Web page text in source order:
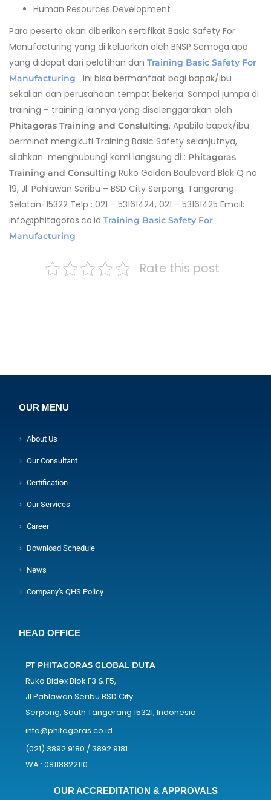
Human Resources Development
Para peserta akan diberikan sertifikat Basic Safety For
Manufacturing yang di keluarkan oleh BNSP Semoga apa
yang didapat dari pelatihan dan Training Basic Safety For
Manufacturing
ini bisa bermanfaat bagi bapak/ibu
sekalian dan perusahaan tempat bekerja. Sampai jumpa di
training – training lainnya yang diselenggarakan oleh
Phitagoras Training and Conslulting. Apabila bapak/ibu
berminat mengikuti Training Basic Safety selanjutnya,
silahkan menghubungi kami langsung di : Phitagoras
Training and Consulting Ruko Golden Boulevard Blok Q no
19, Jl. Pahlawan Seribu – BSD City Serpong, Tangerang
Selatan-15322 Telp : 021 – 53161424, 021 – 53161425 Email:
info@phitagoras.co.id Training Basic Safety For
Manufacturing
Rate this post
OUR MENU
About Us
Our Consultant
Certification
Our Services
Career
Download Schedule
News
Company's QHS Policy
HEAD OFFICE
PT PHITAGORAS GLOBAL DUTA
Ruko Bidex Blok F3 & F5,
Jl Pahlawan Seribu BSD City
Serpong, South Tangerang 15321, Indonesia
info@phitagoras.co.id
(021) 3892 9180 / 3892 9181
WA : 08118822110
OUR ACCREDITATION & APPROVALS